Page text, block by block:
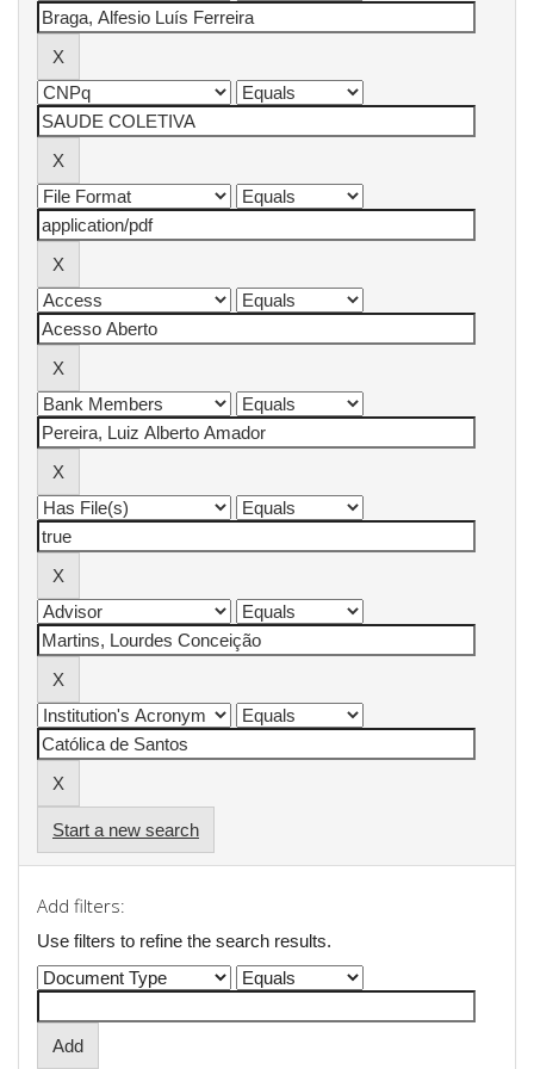
Start a new search
Add filters:
Use filters to refine the search results.